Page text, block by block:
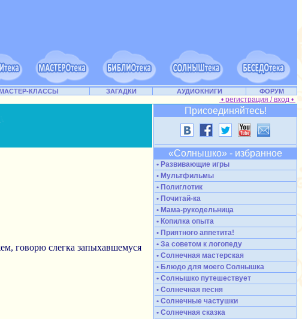
КЛАССЫ ЗАГАДКИ АУДИОКНИГИ ФОРУМ
• регистрация / вход •
говорю слегка запыхавшемуся
Присоединяйтесь!
«Солнышко» - избранное
• Развивающие игры
• Мультфильмы
• Полиглотик
• Почитай-ка
• Мама-рукодельница
• Копилка опыта
• Приятного аппетита!
• За советом к логопеду
• Солнечная мастерская
• Блюдо для моего Солнышка
• Солнышко путешествует
• Солнечная песня
• Солнечные частушки
• Солнечная сказка